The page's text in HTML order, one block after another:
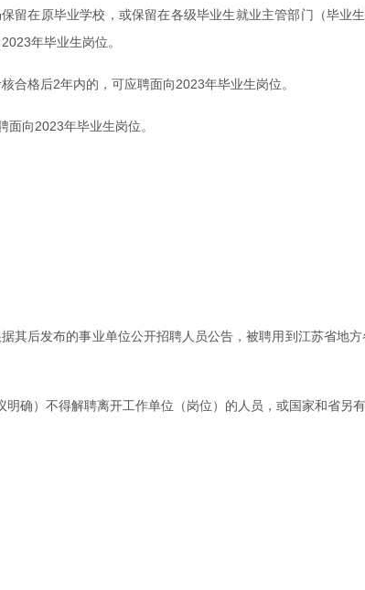
留在原毕业学校，或保留在各级毕业生就业主管部门（毕业
年毕业生岗位。
合格后2年内的，可应聘面向2023年毕业生岗位。
向2023年毕业生岗位。
其后发布的事业单位公开招聘人员公告，被聘用到江苏省地
确）不得解聘离开工作单位（岗位）的人员，或国家和省另